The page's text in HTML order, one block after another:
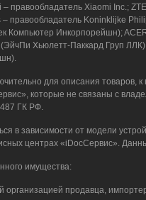
правообладатель Xiaomi Inc.;
правообладатель Koninklijke
Компьютер Инкорпорейшн);
Хьюлетт-Паккард Груп
для описания
которые не связаны с
ГК РФ.
в зависимости от модели
центрах «iDocСервис».
имущества:
продавца,